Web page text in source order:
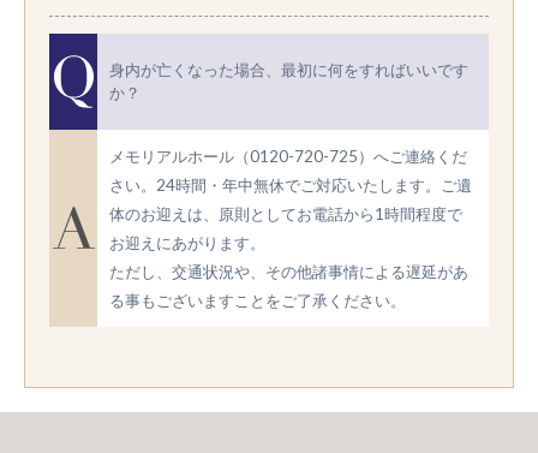
身内が亡くなった場合、最初に何をすればいいです
か？
メモリアルホール（0120-720-725）へご連絡くだ
さい。24時間・年中無休でご対応いたします。ご遺
体のお迎えは、原則としてお電話から1時間程度で
お迎えにあがります。
ただし、交通状況や、その他諸事情による遅延があ
る事もございますことをご了承ください。